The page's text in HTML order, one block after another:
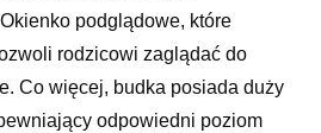
podglądowe, które
rodzicowi zaglądać do
Co więcej, budka posiada duży
odpowiedni poziom